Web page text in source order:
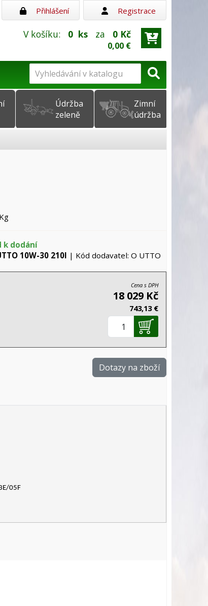
Přihlášení Registrace
V košíku: 0 ks za 0 Kč
0,00 €
Údržba
zeleně
Zimní
údržba
k dodání
10W-30 210l | Kód dodavatel: O UTTO
Cena s DPH
18 029 Kč
743,13 €
Dotazy na zboží
05F